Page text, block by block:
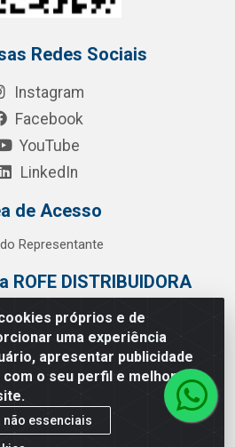
próprios e de
uma experiência
apresentar publicidade
o seu perfil e melhorar a
não essenciais
Redes Sociais
Instagram
Facebook
YouTube
LinkedIn
de Acesso
Representante
ROFE DISTRIBUIDORA